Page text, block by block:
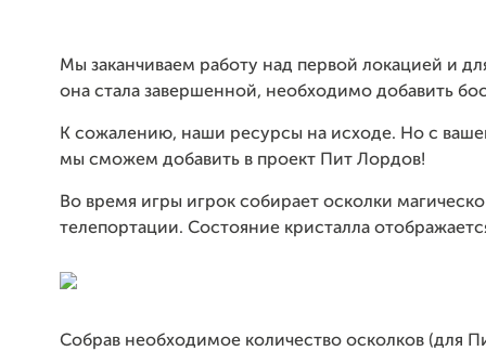
Мы заканчиваем работу над первой локацией и
она стала завершенной, необходимо добавить
К сожалению, наши ресурсы на исходе. Но с
мы сможем добавить в проект Пит Лордов!
Во время игры игрок собирает осколки
телепортации. Состояние кристалла
Собрав необходимое количество осколков (для